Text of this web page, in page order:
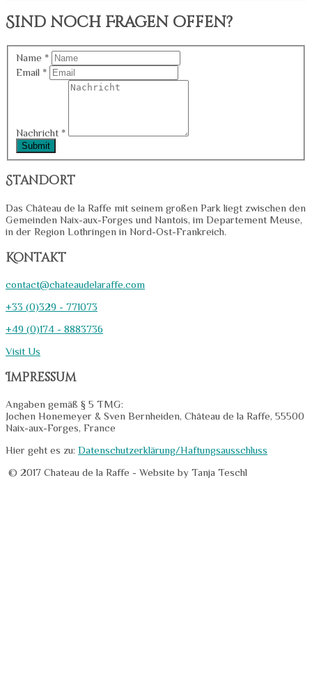
Sind noch Fragen offen?
Name *
Email *
Nachricht *
Standort
Das Château de la Raffe mit seinem großen Park liegt zwischen den
Gemeinden Naix-aux-Forges und Nantois, im Departement Meuse,
in der Region Lothringen in Nord-Ost-Frankreich.
Kontakt
contact@chateaudelaraffe.com
+33 (0)329 - 771073
+49 (0)174 - 8883736
Visit Us
Impressum
Angaben gemäß § 5 TMG:
Jochen Honemeyer & Sven Bernheiden, Château de la Raffe, 55500
Naix-aux-Forges, France
Hier geht es zu: Datenschutzerklärung/Haftungsausschluss
© 2017 Chateau de la Raffe - Website by Tanja Teschl